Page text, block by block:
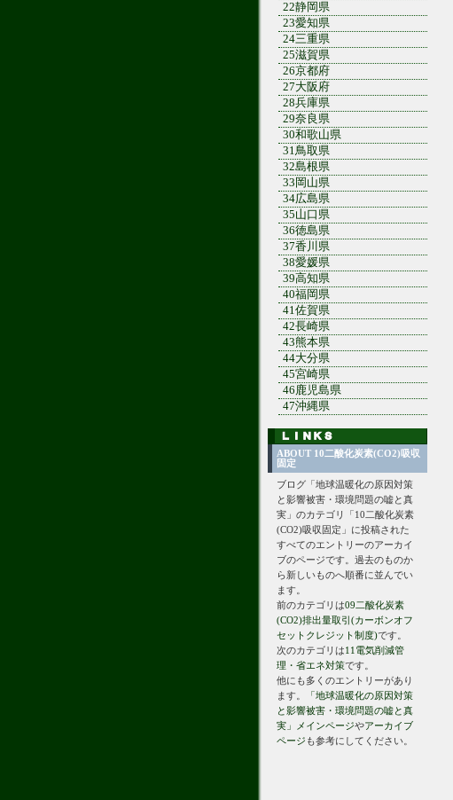
22静岡県
23愛知県
24三重県
25滋賀県
26京都府
27大阪府
28兵庫県
29奈良県
30和歌山県
31鳥取県
32島根県
33岡山県
34広島県
35山口県
36徳島県
37香川県
38愛媛県
39高知県
40福岡県
41佐賀県
42長崎県
43熊本県
44大分県
45宮崎県
46鹿児島県
47沖縄県
ABOUT 10二酸化炭素(CO2)吸収
固定
ブログ「地球温暖化の原因対策
と影響被害・環境問題の嘘と真
実」のカテゴリ「10二酸化炭素
(CO2)吸収固定」に投稿された
すべてのエントリーのアーカイ
ブのページです。過去のものか
ら新しいものへ順番に並んでい
ます。
前のカテゴリは09二酸化炭素
(CO2)排出量取引(カーボンオフ
セットクレジット制度)です。
次のカテゴリは11電気削減管
理・省エネ対策です。
他にも多くのエントリーがあり
ます。
「地球温暖化の原因対策
と影響被害・環境問題の嘘と真
実」メインページやアーカイブ
ページ も参考にしてください。